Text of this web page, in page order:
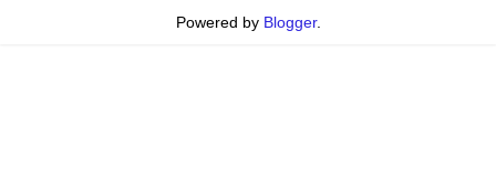
Powered by Blogger.